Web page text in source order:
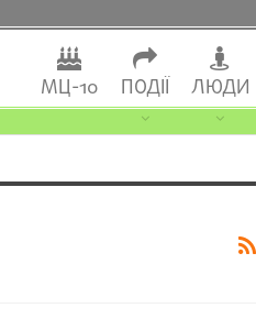
МЦ-10 ПОДІЇ ЛЮДИ